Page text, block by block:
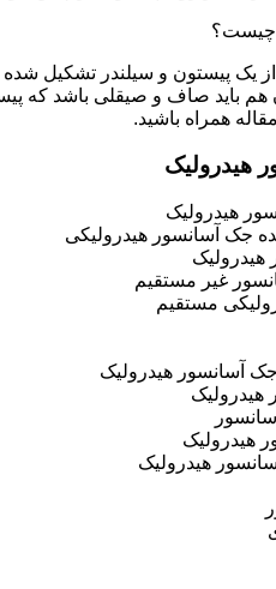
چیست؟
یک پیستون و سیلندر تشکیل
باید صاف و صیقلی باشد که
همراه باشید.
هیدرولیک
هیدرولیک
جک آسانسور هیدرولیکی
هیدرولیک
غیر مستقیم
مستقیم
جک آسانسور هیدرولیک
هیدرولیک
هیدرولیک
هیدرولیک